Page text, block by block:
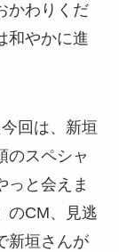
かわりくだ
和やかに進
回は、新垣
のスペシャ
っと会えま
のCM、見逃
新垣さんが